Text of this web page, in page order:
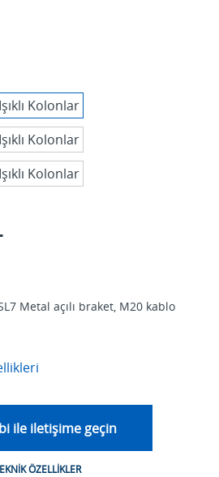
Metal açılı braket, M20 kablo
ile iletişime geçin
ÖZELLIKLER